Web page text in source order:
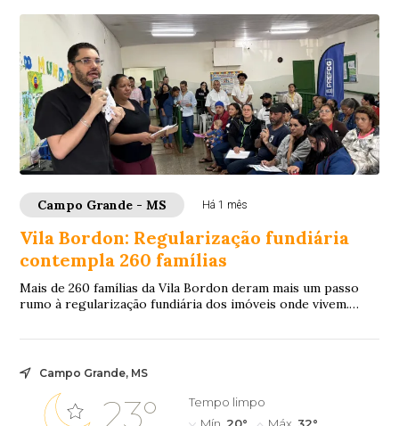
Campo Grande - MS Há 1 mês
Vila Bordon: Regularização fundiária
contempla 260 famílias
Mais de 260 famílias da Vila Bordon deram mais um passo
rumo à regularização fundiária dos imóveis onde vivem.
Campo Grande, MS
23°
Tempo limpo
Mín. 20° Máx. 32°